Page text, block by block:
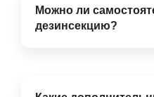
Можно ли
дезинсекцию?